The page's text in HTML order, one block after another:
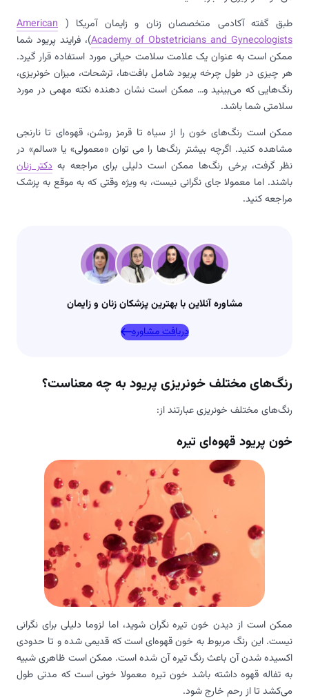
طبق گفته آکادمی متخصصان زنان و زایمان آمریکا ( American
Academy of Obstetricians and Gynecologists)، فرایند پریود شما
ممکن است به عنوان یک علامت سلامت حیاتی مورد استفاده قرار گیرد.
هر چیزی در طول چرخه پریود شامل بافت‌ها، ترشحات، میزان خونریزی،
رنگ‌هایی که می‌بینید و… ممکن است نشان دهنده نکته مهمی در مورد
سلامتی شما باشد.
ممکن است رنگ‌های خون را از سیاه تا قرمز روشن، قهوه‌ای تا نارنجی
مشاهده کنید. اگرچه بیشتر رنگ‌ها را می توان «معمولی» یا «سالم» در
نظر گرفت، برخی رنگ‌ها ممکن است دلیلی برای مراجعه بهدکتر زنان
باشند. اما معمولا جای نگرانی نیست، به ویژه وقتی که به موقع به پزشک
مراجعه کنید.
مشاوره آنلاین با بهترین پزشکان زنان و زایمان
دریافت مشاوره
رنگ‌های مختلف خونریزی پریود به چه معناست؟
رنگ‌های مختلف خونریزی عبارتند از:
خون پریود قهوه‌ای تیره
ممکن است از دیدن خون تیره نگران شوید، اما لزوما دلیلی برای نگرانی
نیست. این رنگ مربوط به خون قهوه‌ای است که قدیمی شده و تا حدودی
اکسیده شدن آن باعث رنگ تیره آن شده است. ممکن است ظاهری شبیه
به تفاله قهوه داشته باشد خون تیره معمولا خونی است که مدتی طول
می‌کشد تا از رحم خارج شود.